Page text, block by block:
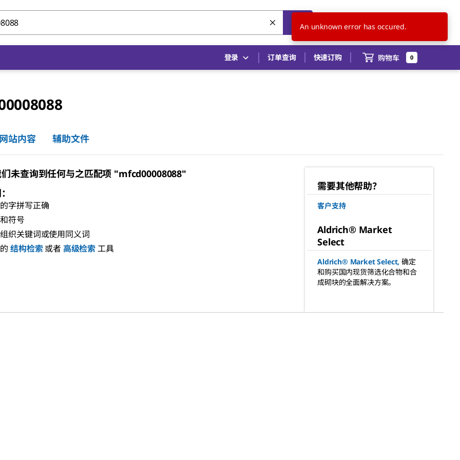
CN ZH
登录 订单查询 快速订购 购物车 0
网站内容 辅助文件
未查询到任何与之匹配项 "mfcd00008088"
字拼写正确
符号
织关键词或使用同义词
结构检索 或者高级检索工具
需要其他帮助？
客户支持
Aldrich® Market
Select
Aldrich® Market Select, 确定
和购买国内现货筛选化合物和合
成砌块的全面解决方案。
An unknown error has occured.